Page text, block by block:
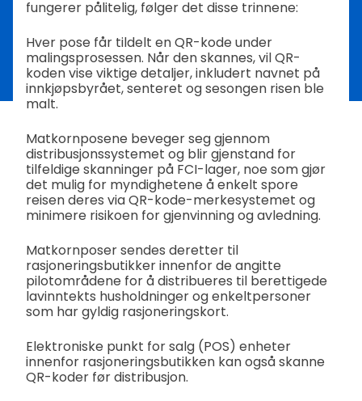
fungerer pålitelig, følger det disse trinnene:
Hver pose får tildelt en QR-kode under
malingsprosessen. Når den skannes, vil QR-
koden vise viktige detaljer, inkludert navnet på
innkjøpsbyrået, senteret og sesongen risen ble
malt.
Matkornposene beveger seg gjennom
distribusjonssystemet og blir gjenstand for
tilfeldige skanninger på FCI-lager, noe som gjør
det mulig for myndighetene å enkelt spore
reisen deres via QR-kode-merkesystemet og
minimere risikoen for gjenvinning og avledning.
Matkornposer sendes deretter til
rasjoneringsbutikker innenfor de angitte
pilotområdene for å distribueres til berettigede
lavinntekts husholdninger og enkeltpersoner
som har gyldig rasjoneringskort.
Elektroniske punkt for salg (POS) enheter
innenfor rasjoneringsbutikken kan også skanne
QR-koder før distribusjon.